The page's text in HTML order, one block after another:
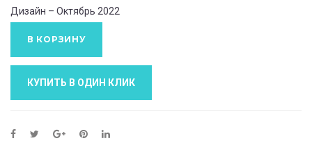
Дизайн – Октябрь 2022
В КОРЗИНУ
КУПИТЬ В ОДИН КЛИК